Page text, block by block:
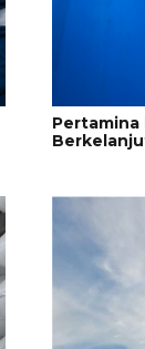
Pertamina